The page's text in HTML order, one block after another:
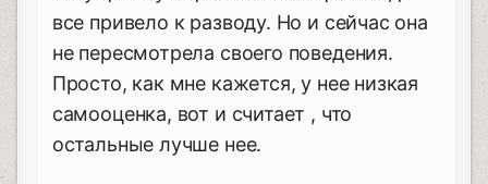
все привело к разводу. Но и сейчас она
не пересмотрела своего поведения.
Просто, как мне кажется, у нее низкая
самооценка, вот и считает , что
остальные лучше нее.